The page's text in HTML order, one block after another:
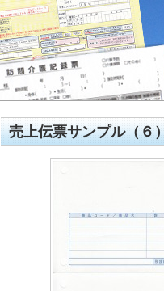
売上伝票サンプル（６